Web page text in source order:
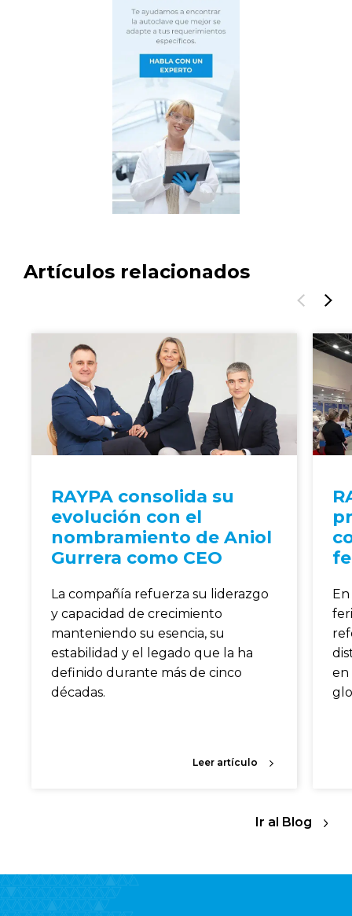
Artículos relacionados
RAYPA consolida su
evolución con el
nombramiento de Aniol
Gurrera como CEO
La compañía refuerza su liderazgo
y capacidad de crecimiento
manteniendo su esencia, su
estabilidad y el legado que la ha
definido durante más de cinco
décadas.
Leer artículo
en
Ir al Blog